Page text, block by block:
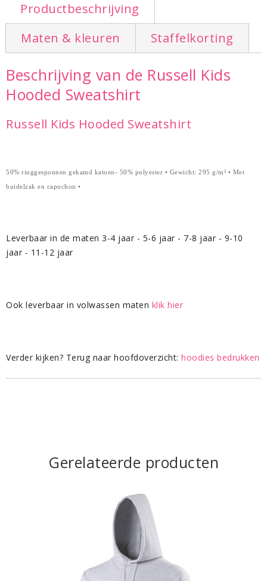
Productbeschrijving
Maten & kleuren
Staffelkorting
Beschrijving van de Russell Kids
Hooded Sweatshirt
Russell Kids Hooded Sweatshirt
50% ringgesponnen gekamd katoen- 50% polyester • Gewicht: 295 g/m² • Met
buidelzak en capuchon •
Leverbaar in de maten 3-4 jaar - 5-6 jaar - 7-8 jaar - 9-10
jaar - 11-12 jaar
Ook leverbaar in volwassen maten klik hier
Verder kijken? Terug naar hoofdoverzicht: hoodies bedrukken
Gerelateerde producten